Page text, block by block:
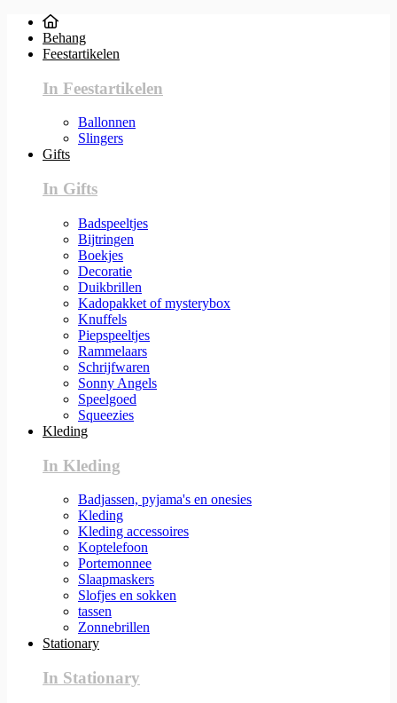
Behang
Feestartikelen
In Feestartikelen
Ballonnen
Slingers
Gifts
In Gifts
Badspeeltjes
Bijtringen
Boekjes
Decoratie
Duikbrillen
Kadopakket of mysterybox
Knuffels
Piepspeeltjes
Rammelaars
Schrijfwaren
Sonny Angels
Speelgoed
Squeezies
Kleding
In Kleding
Badjassen, pyjama's en onesies
Kleding
Kleding accessoires
Koptelefoon
Portemonnee
Slaapmaskers
Slofjes en sokken
tassen
Zonnebrillen
Stationary
In Stationary